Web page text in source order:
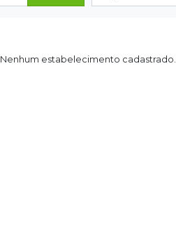
Nenhum estabelecimento cadastrado.